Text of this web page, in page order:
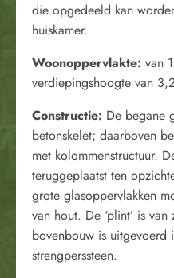
die opgedeeld kan
huiskamer.
Woonoppervlakte: van
verdiepingshoogte van
Constructie: De begane
betonskelet; daarboven
met kolommenstructuur.
teruggeplaatst ten
grote glasoppervlakken
van hout. De ‘plint’ is
bovenbouw is uitgevoerd
strengperssteen.